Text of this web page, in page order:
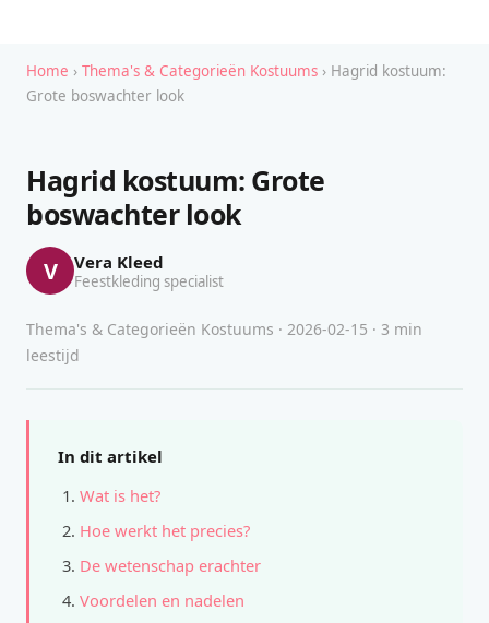
Home › Thema's & Categorieën Kostuums › Hagrid kostuum:
Grote boswachter look
Hagrid kostuum: Grote
boswachter look
V Vera Kleed
Feestkleding specialist
Thema's & Categorieën Kostuums · 2026-02-15 · 3 min
leestijd
In dit artikel
Wat is het?
Hoe werkt het precies?
De wetenschap erachter
Voordelen en nadelen